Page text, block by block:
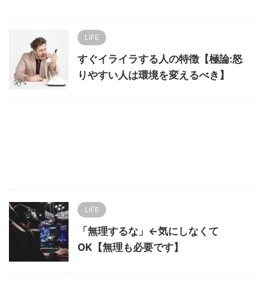
LIFE
すぐイライラする人の特徴【極論:怒
りやすい人は環境を変えるべき】
LIFE
「無理するな」←気にしなくて
OK【無理も必要です】